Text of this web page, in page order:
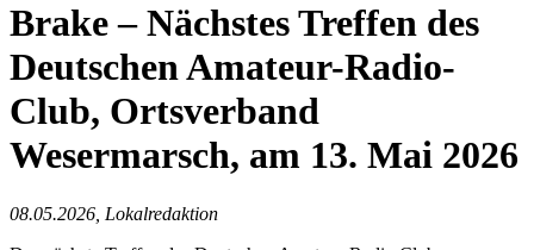
Brake – Nächstes Treffen des
Deutschen Amateur-Radio-
Club, Ortsverband
Wesermarsch, am 13. Mai 2026
08.05.2026, Lokalredaktion